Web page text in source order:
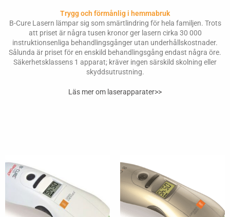
Trygg och förmånlig i hemmabruk
B-Cure Lasern lämpar sig som smärtlindring för hela familjen. Trots
att priset är några tusen kronor ger lasern cirka 30 000
instruktionsenliga behandlingsgånger utan underhållskostnader.
Sålunda är priset för en enskild behandlingsgång endast några öre.
Säkerhetsklassens 1 apparat; kräver ingen särskild skolning eller
skyddsutrustning.
Läs mer om laserapparater>>